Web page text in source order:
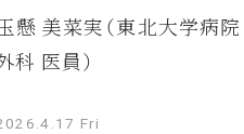
懸 美菜実（東北大学病
科 医員）
Fri